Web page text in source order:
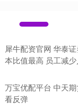
犀牛配资官网 华泰
本比值最高 员工减
万宝优配平台 中天
看反弹